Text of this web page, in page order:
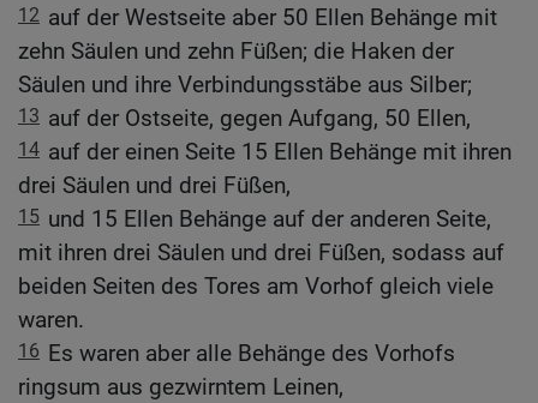
12 auf der Westseite aber 50 Ellen Behänge mit
zehn Säulen und zehn Füßen; die Haken der
Säulen und ihre Verbindungsstäbe aus Silber;
13 auf der Ostseite, gegen Aufgang, 50 Ellen,
14 auf der einen Seite 15 Ellen Behänge mit ihren
drei Säulen und drei Füßen,
15 und 15 Ellen Behänge auf der anderen Seite,
mit ihren drei Säulen und drei Füßen, sodass auf
beiden Seiten des Tores am Vorhof gleich viele
waren.
16 Es waren aber alle Behänge des Vorhofs
ringsum aus gezwirntem Leinen,